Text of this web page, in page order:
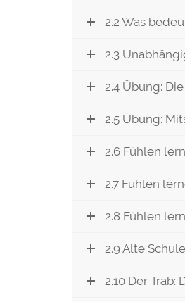
2.2 Was
2.3
2.4 Übung:
2.5 Übung:
2.6 Fühlen
2.7 Fühlen
2.8 Fühlen
2.9 Alte
2.10 Der